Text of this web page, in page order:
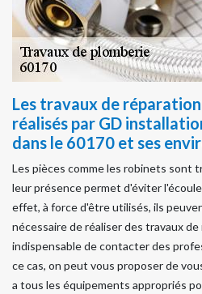
Les travaux de
réalisés par GD
dans le 60170 et ses
Les pièces comme les robinets sont
leur présence permet d'éviter
effet, à force d'être utilisés, ils
nécessaire de réaliser des travaux
indispensable de contacter des
ce cas, on peut vous proposer de
a tous les équipements appropriés